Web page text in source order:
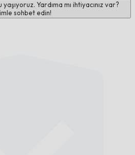
Yardıma mı ihtiyacınız var?
sohbet edin!